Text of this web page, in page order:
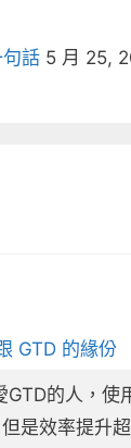
話 5 月 25,
GTD 的緣份
GTD的人，使
是效率提升